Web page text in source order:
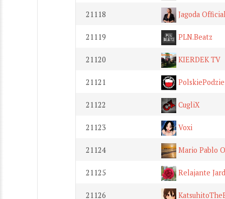
21118 Jagoda
21119 PLN.Beatz
21120 KIERDEK TV
21121
21122 CugliX
21123 Voxi
21124 Mario Pablo
21125 Relajante
21126